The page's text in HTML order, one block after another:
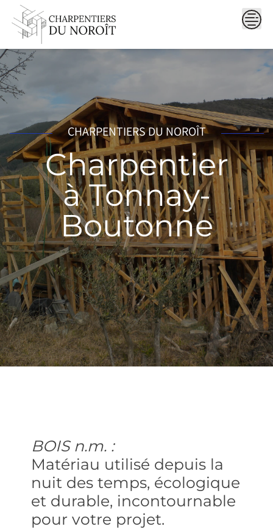
content
CHARPENTIERS DU NOROÎT
Charpentier
à Tonnay-
Boutonne
BOIS n.m. :
Matériau utilisé depuis la
nuit des temps, écologique
et durable, incontournable
pour votre projet.